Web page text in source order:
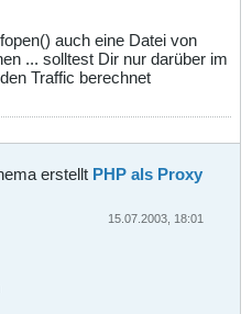
auch eine Datei von
... solltest Dir nur darüber im
Traffic berechnet
erstellt PHP als Proxy
15.07.2003, 18:01